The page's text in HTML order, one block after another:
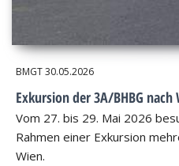
BMGT30.05.2026
Exkursion der 3A/BHBG nach
Vom 27. bis 29. Mai 2026
Rahmen einer Exkursion
Wien.